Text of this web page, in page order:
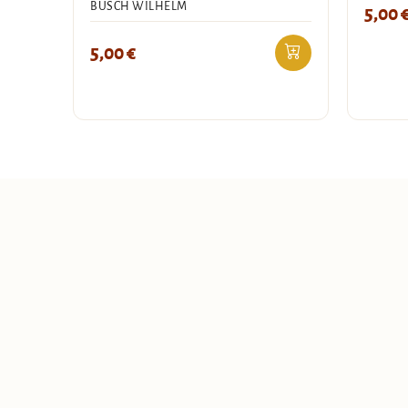
BUSCH WILHELM
5,00€
5,00